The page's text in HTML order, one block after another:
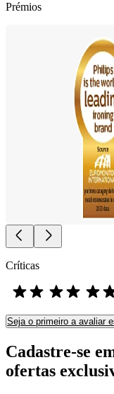
Prémios
Críticas
Seja o primeiro a avaliar
Cadastre-se
ofertas